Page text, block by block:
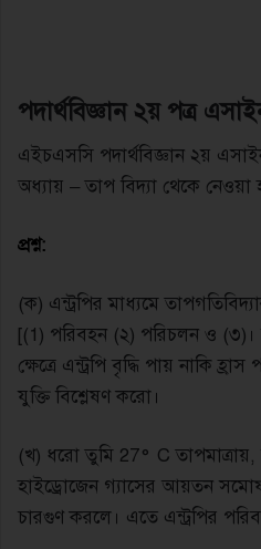
পদার্থবিজ্ঞান ২য় পত্র
এইচএসসি পদার্থবিজ্ঞান ২য়
অধ্যায় – তাপ বিদ্যা থেকে নেওয়া
প্রশ্ন:
(ক) এন্ট্রপির মাধ্যমে
[(1) পরিবহন (২) পরিচলন ও (৩)।
ক্ষেত্রে এন্ট্রপি বৃদ্ধি পায় নাকি
যুক্তি বিশ্লেষণ করাে।
(খ) ধরাে তুমি 27° C তাপমাত্রায়,
হাইড্রোজেন গ্যাসের আয়তন
চারগুণ করলে। এতে এন্ট্রপির